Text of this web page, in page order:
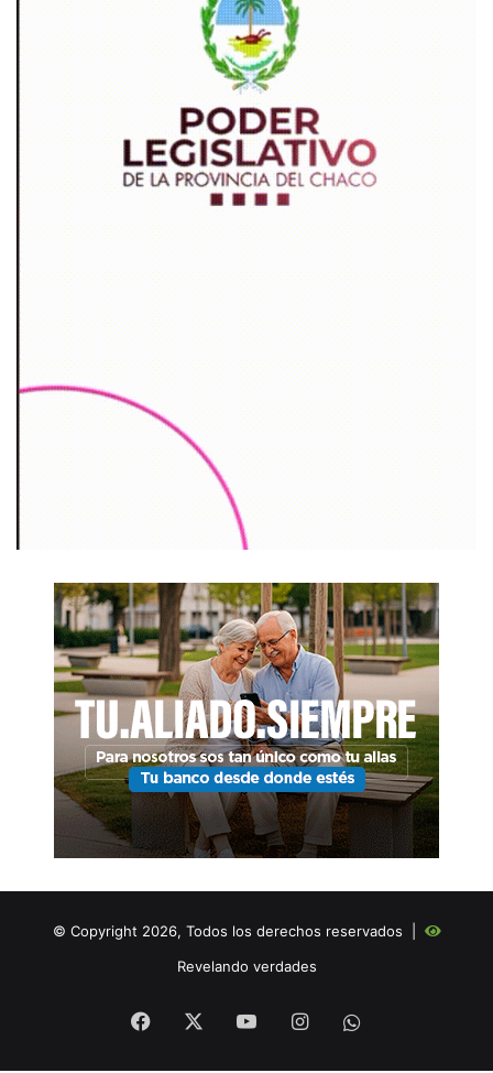
© Copyright 2026, Todos los derechos reservados |
Revelando verdades
Facebook YouTubeInstagram